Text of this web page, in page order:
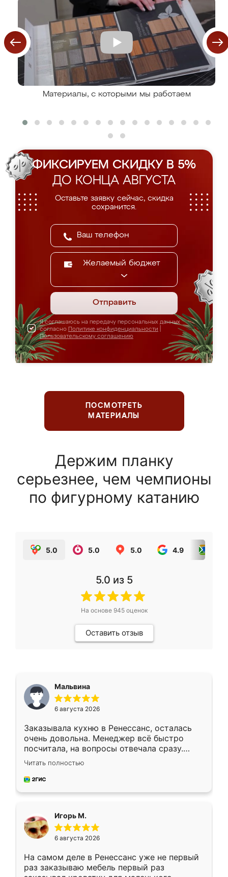
Материалы, с которыми мы работаем
ФИКСИРУЕМ СКИДКУ В 5%
ДО КОНЦА АВГУСТА
Оставьте заявку сейчас, скидка
сохранится.
Желаемый бюджет
Отправить
Я соглашаюсь на передачу персональных данных
согласно Политике конфиденциальности
Пользовательскому соглашению
ПОСМОТРЕТЬ
МАТЕРИАЛЫ
Держим планку
серьезнее, чем чемпионы
по фигурному катанию
5.0 5.0 5.0 4.9
5.0 из 5
На основе 945оценок
Оставить отзыв
Мальвина
6 августа 2026
Заказывала кухню в Ренессанс, осталась
очень довольна. Менеджер всё быстро
посчитала, на вопросы отвечала сразу.
Замерщик приехал в субботу, подошёл к
делу со всей ответственностью. Собрали
за день, ребята работали аккуратно, даже
Читать полностью
Игорь М.
6 августа 2026
На самом деле в Ренессанс уже не первый
раз заказываю мебель первый раз